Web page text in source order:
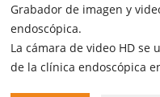
Grabador de imagen y
endoscópica.
La cámara de video HD
de la clínica endoscópica